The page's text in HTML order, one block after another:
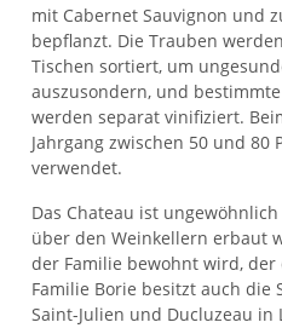
mit Cabernet Sauvignon und
bepflanzt. Die Trauben
Tischen sortiert, um
auszusondern, und
werden separat vinifiziert.
Jahrgang zwischen 50 und 80
verwendet.
Das Chateau ist
über den Weinkellern erbaut
der Familie bewohnt wird, der
Familie Borie besitzt auch die
Saint-Julien und Ducluzeau in